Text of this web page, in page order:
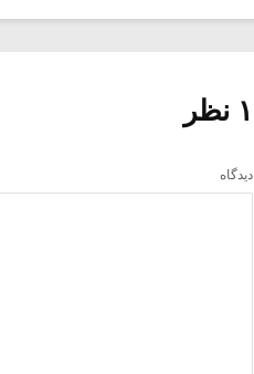
۱ نظر
دیدگاه